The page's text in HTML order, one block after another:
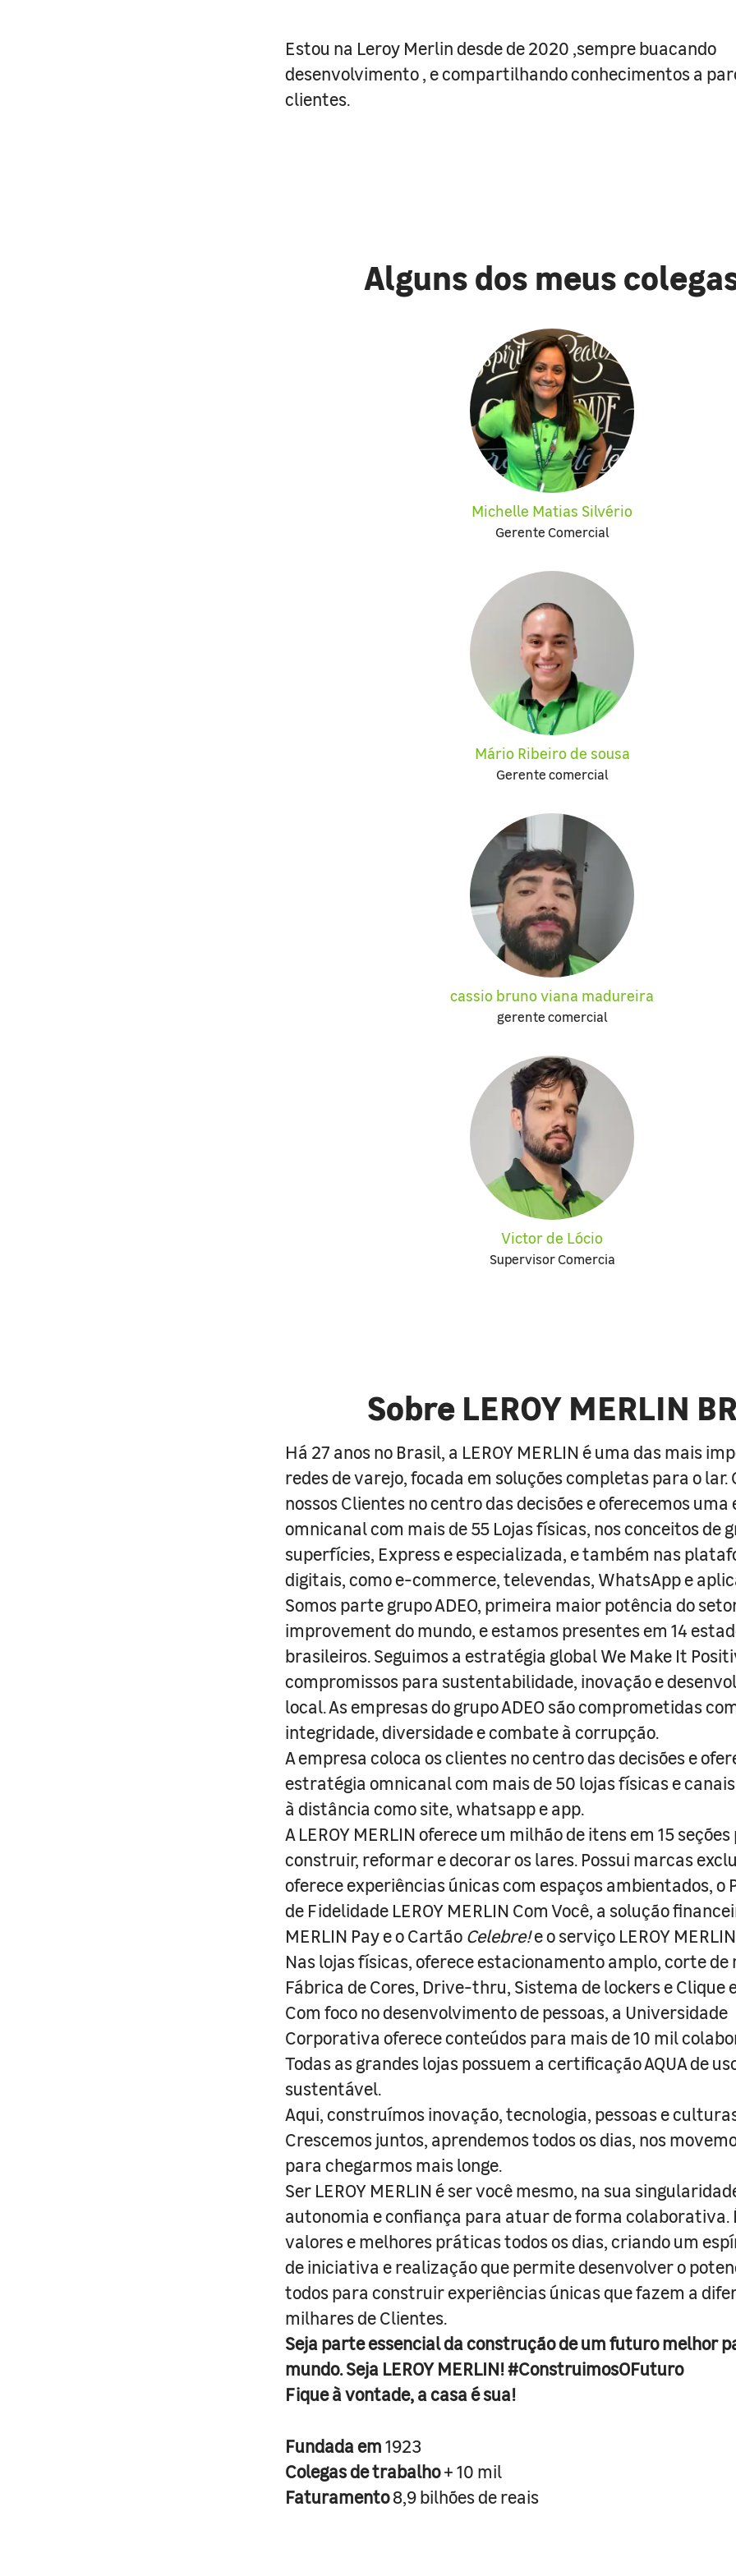
Estou na Leroy Merlin desde de 2020 ,sempre buacando
desenvolvimento , e compartilhando conhecimentos a
clientes.
Alguns dos meus
Michelle Matias Silvério
Gerente Comercial
Mário Ribeiro de sousa
Gerente comercial
cassio bruno viana madureira
gerente comercial
Victor de Lócio
Supervisor Comercia
Sobre LEROY MERLIN BR
Há 27 anos no Brasil, a LEROY MERLIN é uma das mais
redes de varejo, focada em soluções completas para o lar.
nossos Clientes no centro das decisões e oferecemos
omnicanal com mais de 55 Lojas físicas, nos conceitos de
superfícies, Express e especializada, e também nas
digitais, como e-commerce, televendas, WhatsApp e
Somos parte grupo ADEO, primeira maior potência do
improvement do mundo, e estamos presentes em 14
brasileiros. Seguimos a estratégia global We Make It
compromissos para sustentabilidade, inovação e
local. As empresas do grupo ADEO são comprometidas
integridade, diversidade e combate à corrupção.
A empresa coloca os clientes no centro das decisões e
estratégia omnicanal com mais de 50 lojas físicas e
à distância como site, whatsapp e app.
A LEROY MERLIN oferece um milhão de itens em 15
construir, reformar e decorar os lares. Possui marcas
oferece experiências únicas com espaços ambientados, o
de Fidelidade LEROY MERLIN Com Você, a solução
MERLIN Pay e o Cartão Celebre!e o serviço LEROY
Nas lojas físicas, oferece estacionamento amplo, corte de
Fábrica de Cores, Drive-thru, Sistema de lockers e Clique
Com foco no desenvolvimento de pessoas, a Universidade
Corporativa oferece conteúdos para mais de 10 mil
Todas as grandes lojas possuem a certificação AQUA de
sustentável.
Aqui, construímos inovação, tecnologia, pessoas e
Crescemos juntos, aprendemos todos os dias, nos
para chegarmos mais longe.
Ser LEROY MERLIN é ser você mesmo, na sua
autonomia e confiança para atuar de forma
valores e melhores práticas todos os dias, criando um
de iniciativa e realização que permite desenvolver o
todos para construir experiências únicas que fazem a
milhares de Clientes.
Seja parte essencial da construção de um futuro melhor
mundo. Seja LEROY MERLIN! #ConstruimosOFuturo
Fique à vontade, a casa é sua!
Fundada em1923
Colegas de trabalho+ 10 mil
Faturamento8,9 bilhões de reais